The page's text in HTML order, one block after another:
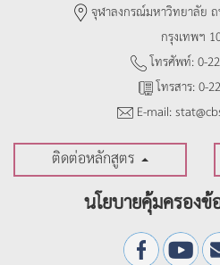
จุฬาลงกรณ์มหาวิทยาลัย
กรุงเทพฯ
โทรศัพท์: 0-
โทรสาร: 0-
E-mail:
ติดต่อหลักสูตร
นโยบายคุ้มครอง